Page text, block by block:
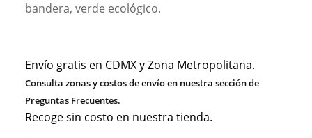
bandera, verde ecológico.
Envío gratis en CDMX y Zona Metropolitana.
Consulta zonas y costos de envío en nuestra sección de
Preguntas Frecuentes.
Recoge sin costo en nuestra tienda.